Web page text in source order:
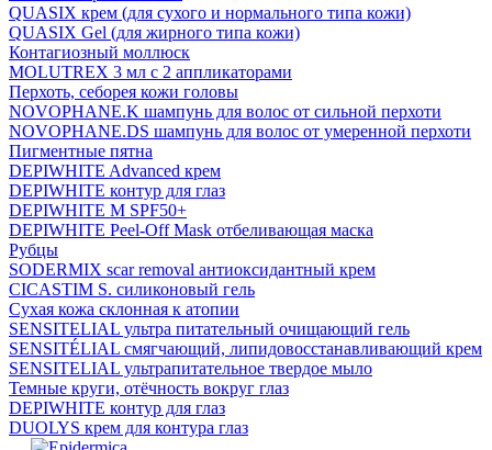
QUASIX крем (для сухого и нормального типа кожи)
QUASIX Gel (для жирного типа кожи)
Контагиозный моллюск
MOLUTREX 3 мл с 2 аппликаторами
Перхоть, себорея кожи головы
NOVOPHANE.K шампунь для волос от сильной перхоти
NOVOPHANE.DS шампунь для волос от умеренной перхоти
Пигментные пятна
DEPIWHITE Advanced крем
DEPIWHITE контур для глаз
DEPIWHITE M SPF50+
DEPIWHITE Peel-Off Mask отбеливающая маска
Рубцы
SODERMIX scar removal антиоксидантный крем
CICASTIM S. силиконовый гель
Сухая кожа склонная к атопии
SENSITELIAL ультра питательный очищающий гель
SENSITÉLIAL смягчающий, липидовосстанавливающий крем
SENSITELIAL ультрапитательное твердое мыло
Темные круги, отёчность вокруг глаз
DEPIWHITE контур для глаз
DUOLYS крем для контура глаз